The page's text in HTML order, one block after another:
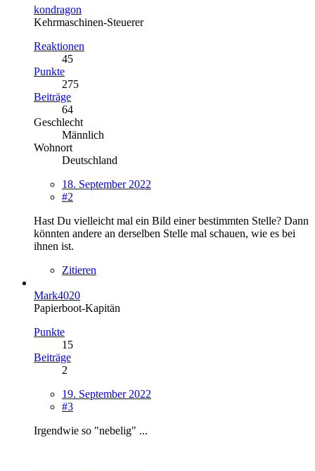
kondragon
Kehrmaschinen-Steuerer
Reaktionen
45
Punkte
275
Beiträge
64
Geschlecht
Männlich
Wohnort
Deutschland
18. September 2022
#2
Hast Du vielleicht mal ein Bild einer bestimmten Stelle? Dann
könnten andere an derselben Stelle mal schauen, wie es bei
ihnen ist.
Zitieren
Mark4020
Papierboot-Kapitän
Punkte
15
Beiträge
2
19. September 2022
#3
Irgendwie so "nebelig" ...